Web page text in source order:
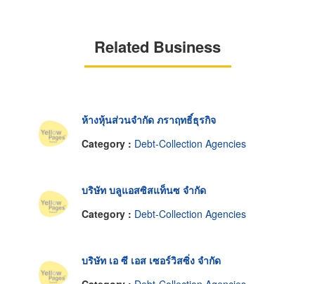
Related Business
ห้างหุ้นส่วนจำกัด ภราฤทธิ์ธุรกิจ
Category : Debt-Collection Agencies
บริษัท บลูแอสซิสแท็นซ จำกัด
Category : Debt-Collection Agencies
บริษัท เอ ซี เอส เซอร์วิสซิ่ง จำกัด